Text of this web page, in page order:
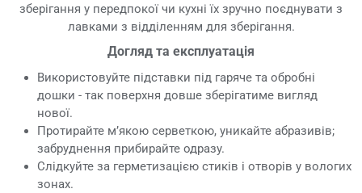
зберігання у передпокої чи кухні їх зручно поєднувати з
лавками з відділенням для зберігання.
Догляд та експлуатація
Використовуйте підставки під гаряче та обробні
дошки - так поверхня довше зберігатиме вигляд
нової.
Протирайте м’якою серветкою, уникайте абразивів;
забруднення прибирайте одразу.
Слідкуйте за герметизацією стиків і отворів у вологих
зонах.